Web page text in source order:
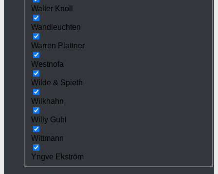
Walter Knoll
Wandleuchten
Warren Plattner
Westnofa
Wilde & Spieth
Wilkhahn
Willy Guhl
Wittmann
Yngve Ekström